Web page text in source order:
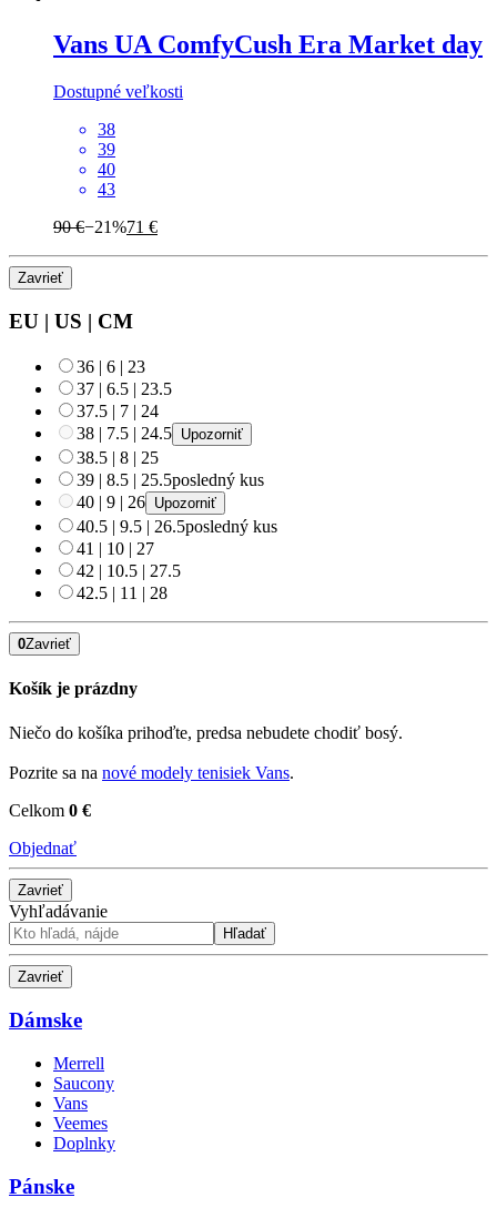
Vans UA ComfyCush Era Market day
Dostupné veľkosti
38
39
40
43
90 €−21%71 €
Zavrieť
EU | US | CM
36 | 6 | 23
37 | 6.5 | 23.5
37.5 | 7 | 24
38 | 7.5 | 24.5 Upozorniť
38.5 | 8 | 25
39 | 8.5 | 25.5posledný kus
40 | 9 | 26 Upozorniť
40.5 | 9.5 | 26.5posledný kus
41 | 10 | 27
42 | 10.5 | 27.5
42.5 | 11 | 28
0Zavrieť
Košík je prázdny
Niečo do košíka prihoďte, predsa nebudete chodiť bosý.
Pozrite sa na nové modely tenisiek Vans.
Celkom 0 €
Objednať
Zavrieť
Vyhľadávanie
Hľadať
Zavrieť
Dámske
Merrell
Saucony
Vans
Veemes
Doplnky
Pánske